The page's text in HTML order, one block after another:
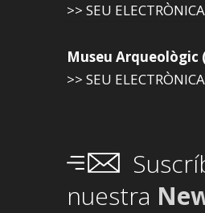
>> SEU
Museu
>> SEU
nuestra